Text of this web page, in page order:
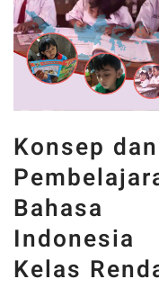
Konsep dan
Bahasa
Indonesia
Kelas